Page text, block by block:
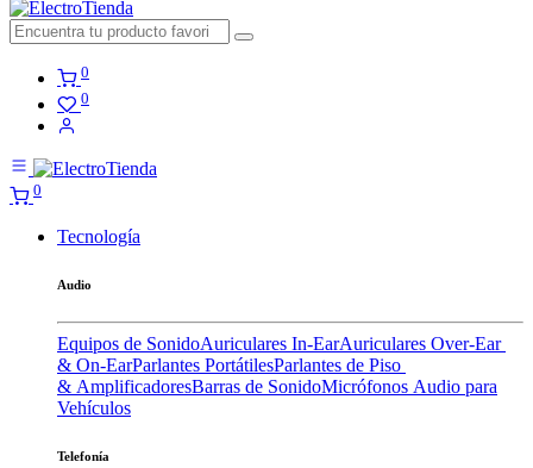
0
0
0
Tecnología
Audio
Equipos de SonidoAuriculares In-EarAuriculares Over-Ear
& On-EarParlantes PortátilesParlantes de Piso
& AmplificadoresBarras de SonidoMicrófonos Audio para
Vehículos
Telefonía